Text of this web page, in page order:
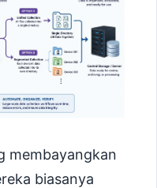
membayangkan
biasanya